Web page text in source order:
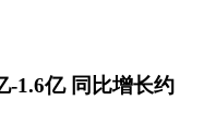
-1.6亿 同比增长约